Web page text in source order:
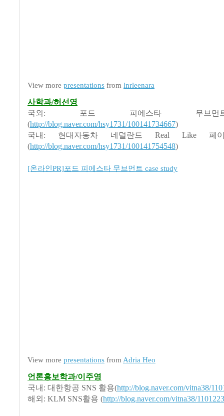
View more presentations from lnrleenara
사학과/허선영
국외: 포드 피에스타 무브
(http://blog.naver.com/hsy1731/100141734667)
국내: 현대자동차 네덜란드 Real Like 페
(http://blog.naver.com/hsy1731/100141754548)
[온라인PR]포드 피에스타 무브먼트 case study
View more presentations from Adria Heo
언론홍보학과/이주영
국내: 대한항공 SNS 활용(http://blog.naver.com/vitna38/
해외: KLM SNS활용 (http://blog.naver.com/vitna38/